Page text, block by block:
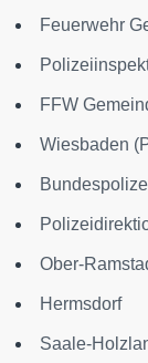
Feuerwehr
FFW
Wiesbaden
Ober-
Hermsdorf
Saale-